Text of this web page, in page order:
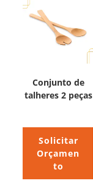
Conjunto de
talheres 2 peças
Solicitar
Orçamen
to